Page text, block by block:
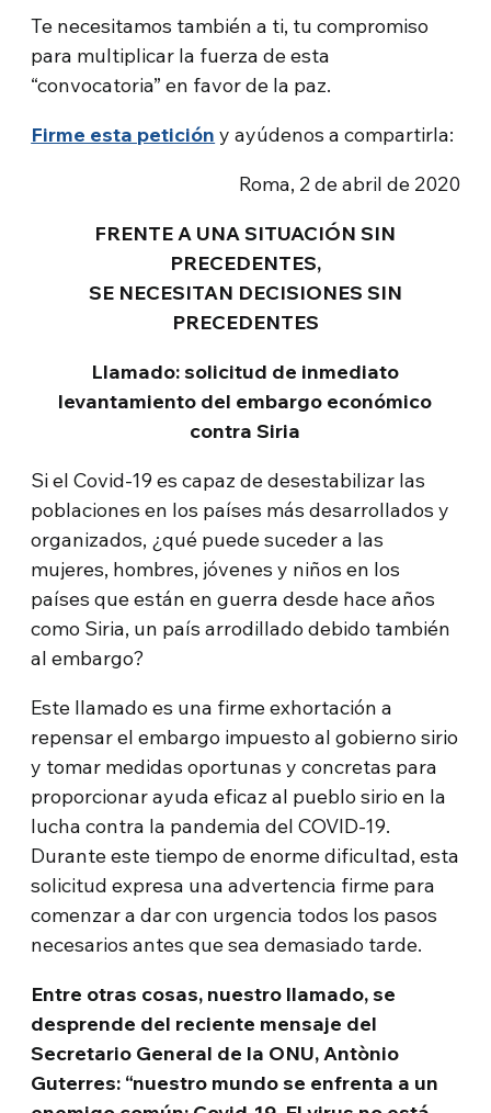
Te necesitamos también a ti, tu compromiso
para multiplicar la fuerza de esta
“convocatoria” en favor de la paz.
Firme esta petición y ayúdenos a compartirla:
Roma, 2 de abril de 2020
FRENTE A UNA SITUACIÓN SIN
PRECEDENTES,
SE NECESITAN DECISIONES SIN
PRECEDENTES
Llamado: solicitud de inmediato
levantamiento del embargo económico
contra Siria
Si el Covid-19 es capaz de desestabilizar las
poblaciones en los países más desarrollados y
organizados, ¿qué puede suceder a las
mujeres, hombres, jóvenes y niños en los
países que están en guerra desde hace años
como Siria, un país arrodillado debido también
al embargo?
Este llamado es una firme exhortación a
repensar el embargo impuesto al gobierno sirio
y tomar medidas oportunas y concretas para
proporcionar ayuda eficaz al pueblo sirio en la
lucha contra la pandemia del COVID-19.
Durante este tiempo de enorme dificultad, esta
solicitud expresa una advertencia firme para
comenzar a dar con urgencia todos los pasos
necesarios antes que sea demasiado tarde.
Entre otras cosas, nuestro llamado, se
desprende del reciente mensaje del
Secretario General de la ONU, Antònio
Guterres: “nuestro mundo se enfrenta a un